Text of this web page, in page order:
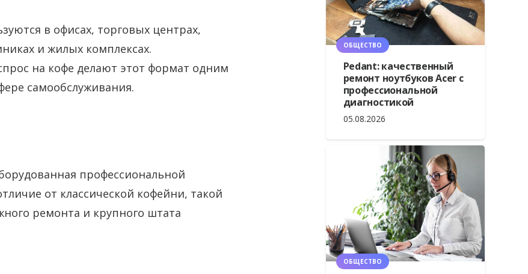
в офисах, торговых центрах,
и жилых комплексах.
на кофе делают этот формат одним
самообслуживания.
профессиональной
от классической кофейни, такой
ремонта и крупного штата
ОБЩЕСТВО
Pedant: качественный
ремонт ноутбуков Acer с
профессиональной
диагностикой
05.08.2026
ОБЩЕСТВО